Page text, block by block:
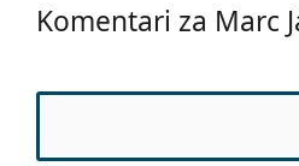
Komentari za Marc